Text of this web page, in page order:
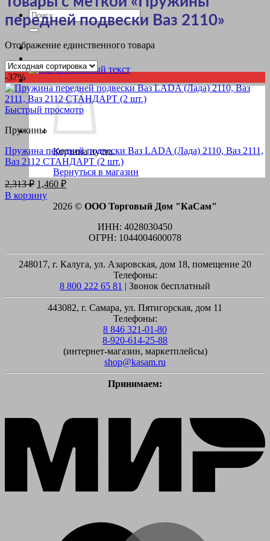
Искать:
Корзина пуста.
Вернуться в магазин
передней подвески Ваз 2110»
Отображение единственного товара
-37%
Быстрый просмотр
Пружины
Пружина передней подвески Ваз LADA (Лада) 2110, Ваз 2111,
Ваз 2112 СТАНДАРТ (2 шт.)
2,313₽ Первоначальная
цена
составляла
1,460 ₽Текущая
1,460 ₽.
В корзину
2026 © ООО Торговый Дом "КаСам"
ИНН: 4028030450
ОГРН: 1044004600078
248017, г. Калуга, ул. Азаровская, дом 18, помещение 20
Телефоны:
8 800 222 65 81 | Звонок бесплатный
443082, г. Самара, ул. Пятигорская, дом 11
Телефоны:
8 846 321-01-80
8-920-614-25-88
(интернет-магазин, маркетплейсы)
shop@kasam.ru
Принимаем: